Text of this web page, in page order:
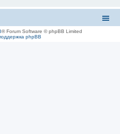
® Forum Software © phpBB Limited
phpBB